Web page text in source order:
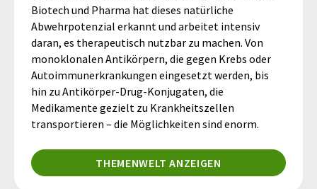
Biotech und Pharma hat dieses natürliche
Abwehrpotenzial erkannt und arbeitet intensiv
daran, es therapeutisch nutzbar zu machen. Von
monoklonalen Antikörpern, die gegen Krebs oder
Autoimmunerkrankungen eingesetzt werden, bis
hin zu Antikörper-Drug-Konjugaten, die
Medikamente gezielt zu Krankheitszellen
transportieren – die Möglichkeiten sind enorm.
THEMENWELT ANZEIGEN